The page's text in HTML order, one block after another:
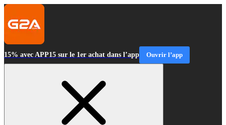
15% avec APP15 sur le 1er achat dans l’app Ouvrir l’app